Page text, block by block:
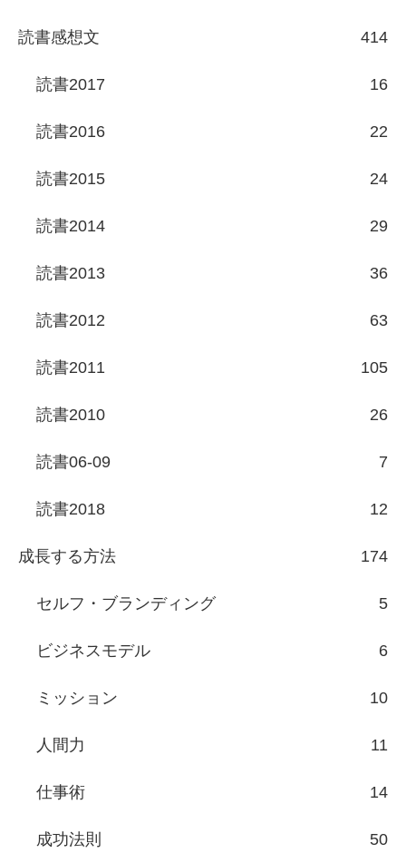
読書感想文 414
読書2017 16
読書2016 22
読書2015 24
読書2014 29
読書2013 36
読書2012 63
読書2011 105
読書2010 26
読書06-09 7
読書2018 12
成長する方法 174
セルフ・ブランディング 5
ビジネスモデル 6
ミッション 10
人間力 11
仕事術 14
成功法則 50